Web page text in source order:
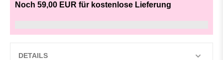
Noch 59,00 EUR für kostenlose Lieferung
DETAILS